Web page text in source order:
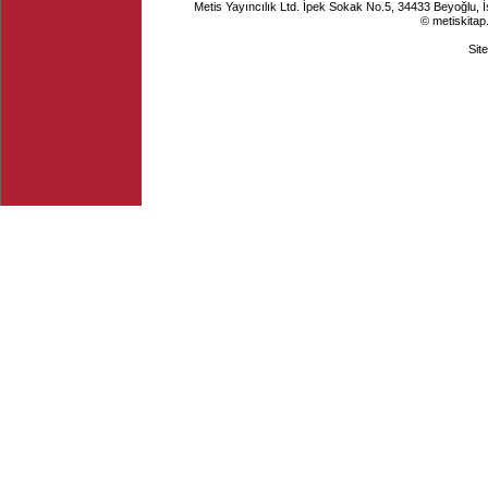
Metis Yayıncılık Ltd. İpek Sokak No.5, 34433
©